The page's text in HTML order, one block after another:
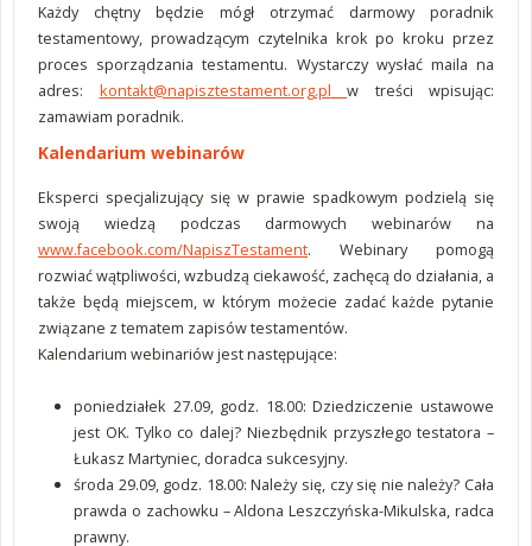
Każdy chętny będzie mógł otrzymać darmowy poradnik
testamentowy, prowadzącym czytelnika krok po kroku przez
proces sporządzania testamentu. Wystarczy wysłać maila na
adres: kontakt@napisztestament.org.pl
w treści wpisując:
zamawiam poradnik.
Kalendarium webinarów
Eksperci specjalizujący się w prawie spadkowym podzielą się
swoją wiedzą podczas darmowych webinarów na
www.facebook.com/NapiszTestament. Webinary pomogą
rozwiać wątpliwości, wzbudzą ciekawość, zachęcą do działania, a
także będą miejscem, w którym możecie zadać każde pytanie
związane z tematem zapisów testamentów.
Kalendarium webinariów jest następujące:
poniedziałek 27.09, godz. 18.00: Dziedziczenie ustawowe
jest OK. Tylko co dalej? Niezbędnik przyszłego testatora –
Łukasz Martyniec, doradca sukcesyjny.
środa 29.09, godz. 18.00: Należy się, czy się nie należy? Cała
prawda o zachowku – Aldona Leszczyńska-Mikulska, radca
prawny.